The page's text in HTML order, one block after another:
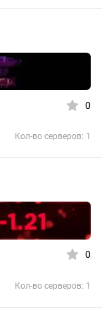
0
Кол-во серверов: 1
0
Кол-во серверов: 1